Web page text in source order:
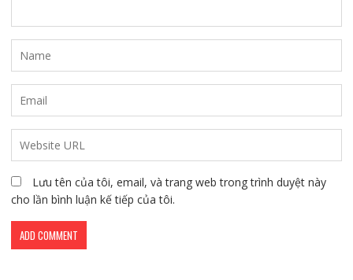
Lưu tên của tôi, email, và trang web trong trình duyệt này
cho lần bình luận kế tiếp của tôi.